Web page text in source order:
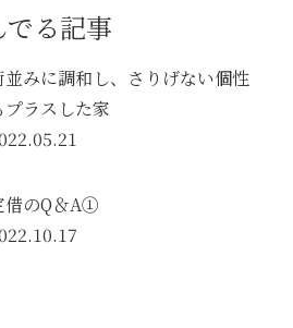
る記事
並みに調和し、さりげない個性
プラスした家
借のQ＆A①